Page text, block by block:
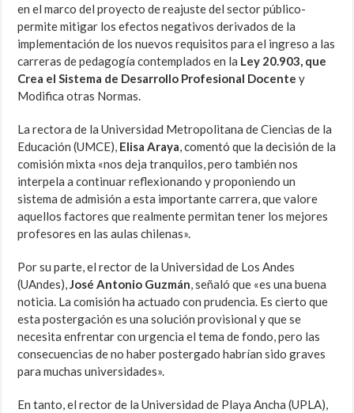
en el marco del proyecto de reajuste del sector público-
permite mitigar los efectos negativos derivados de la
implementación de los nuevos requisitos para el ingreso a las
carreras de pedagogía contemplados en la Ley 20.903, que
Crea el Sistema de Desarrollo Profesional Docente y
Modifica otras Normas.
La rectora de la Universidad Metropolitana de Ciencias de la
Educación (UMCE), Elisa Araya, comentó que la decisión de la
comisión mixta «nos deja tranquilos, pero también nos
interpela a continuar reflexionando y proponiendo un
sistema de admisión a esta importante carrera, que valore
aquellos factores que realmente permitan tener los mejores
profesores en las aulas chilenas».
Por su parte, el rector de la Universidad de Los Andes
(UAndes),José Antonio Guzmán, señaló que «es una buena
noticia. La comisión ha actuado con prudencia. Es cierto que
esta postergación es una solución provisional y que se
necesita enfrentar con urgencia el tema de fondo, pero las
consecuencias de no haber postergado habrían sido graves
para muchas universidades».
En tanto, el rector de la Universidad de Playa Ancha (UPLA),